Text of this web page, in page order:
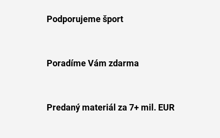
Podporujeme šport
Poradíme Vám zdarma
Predaný materiál za 7+ mil. EUR